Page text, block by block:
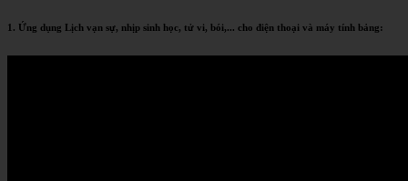
1. Ứng dụng Lịch vạn sự, nhịp sinh học, tử vi, bói,... cho điện thoại và máy tính bảng: